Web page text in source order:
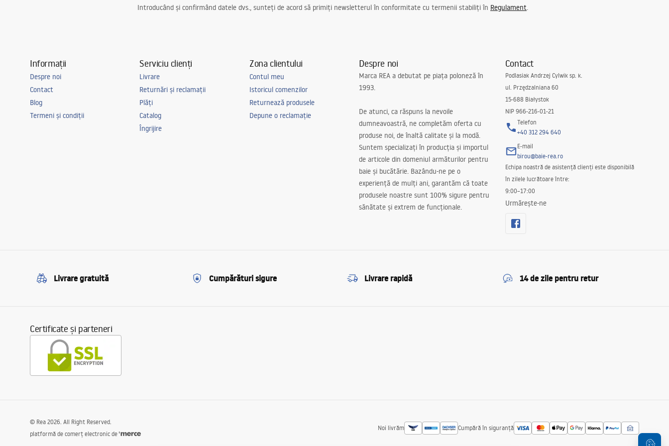
Introducând și confirmând datele dvs., sunteți de acord să primiți newsletterul în conformitate cu termenii stabiliți în Regulament.
Informații
Despre noi
Contact
Blog
Termeni și condiții
Serviciu clienți
Livrare
Returnări și reclamații
Plăți
Catalog
Îngrijire
Zona clientului
Contul meu
Istoricul comenzilor
Returnează produsele
Depune o reclamație
Despre noi
Marca REA a debutat pe piața poloneză în
1993.
De atunci, ca răspuns la nevoile
dumneavoastră, ne completăm oferta cu
produse noi, de înaltă calitate și la modă.
Suntem specializați în producția și importul
de articole din domeniul armăturilor pentru
baie și bucătărie. Bazându-ne pe o
experiență de mulți ani, garantăm că toate
produsele noastre sunt 100% sigure pentru
sănătate și extrem de funcționale.
Contact
Podlasiak Andrzej Cylwik sp. k.
ul. Przędzalniana 60
15-688 Białystok
NIP 966-216-01-21
Telefon
+40 312 294 640
E-mail
birou@baie-rea.ro
Echipa noastră de asistență clienți este disponibilă
în zilele lucrătoare între:
9:00–17:00
Urmărește-ne
Livrare gratuită Cumpărături sigure Livrare rapidă 14 de zile pentru retur
Certificate și parteneri
Noi livrăm Cumpără în siguranță
© Rea 2026. All Right Reserved.
platformă de comerț electronic de